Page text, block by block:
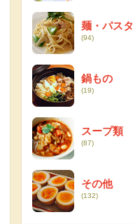
麺・パスタ
(94)
鍋もの
(19)
スープ類
(87)
その他
(132)